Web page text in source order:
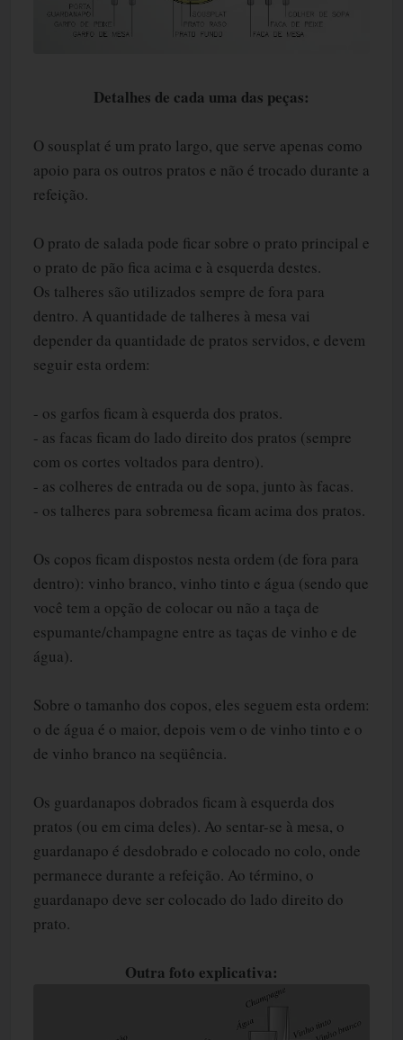
Detalhes de cada uma das peças:
O sousplat é um prato largo, que serve apenas como
apoio para os outros pratos e não é trocado durante a
refeição.
O prato de salada pode ficar sobre o prato principal e
o prato de pão fica acima e à esquerda destes.
Os talheres são utilizados sempre de fora para
dentro. A quantidade de talheres à mesa vai
depender da quantidade de pratos servidos, e devem
seguir esta ordem:
- os garfos ficam à esquerda dos pratos.
- as facas ficam do lado direito dos pratos (sempre
com os cortes voltados para dentro).
- as colheres de entrada ou de sopa, junto às facas.
- os talheres para sobremesa ficam acima dos pratos.
Os copos ficam dispostos nesta ordem (de fora para
dentro): vinho branco, vinho tinto e água (sendo que
você tem a opção de colocar ou não a taça de
espumante/champagne entre as taças de vinho e de
água).
Sobre o tamanho dos copos, eles seguem esta ordem:
o de água é o maior, depois vem o de vinho tinto e o
de vinho branco na seqüência.
Os guardanapos dobrados ficam à esquerda dos
pratos (ou em cima deles). Ao sentar-se à mesa, o
guardanapo é desdobrado e colocado no colo, onde
permanece durante a refeição. Ao término, o
guardanapo deve ser colocado do lado direito do
prato.
Outra foto explicativa: